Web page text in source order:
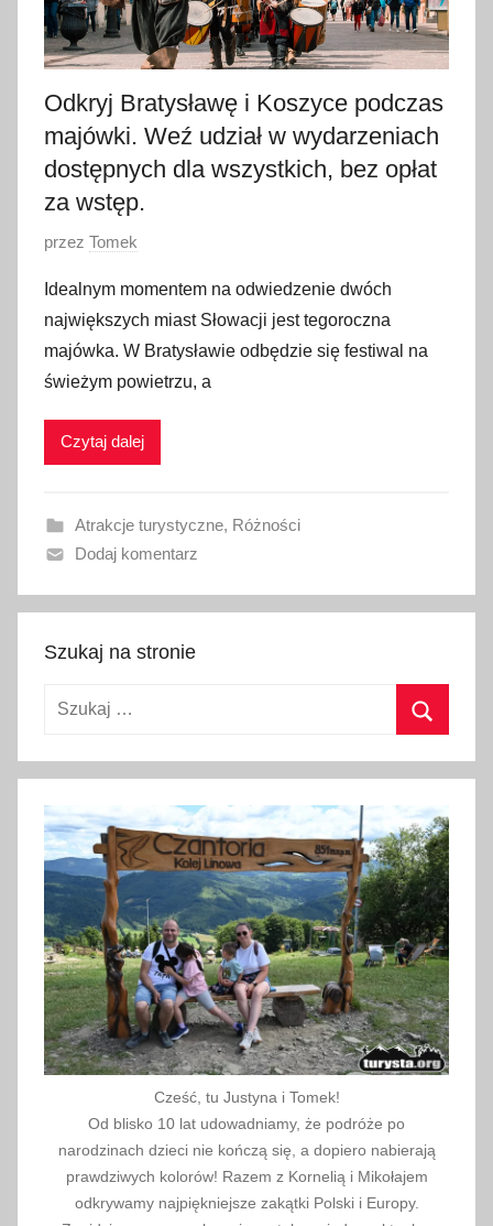
Odkryj Bratysławę i Koszyce podczas
majówki. Weź udział w wydarzeniach
dostępnych dla wszystkich, bez opłat
za wstęp.
O
u
b
l
i
w
n
o
4
k
t
i
a
2
2
4
przez Tomek
Idealnym momentem na odwiedzenie dwóch
największych miast Słowacji jest tegoroczna
majówka. W Bratysławie odbędzie się festiwal na
świeżym powietrzu, a
Czytaj dalej
Atrakcje turystyczne, Różności
Dodaj komentarz
Szukaj na stronie
Szukaj:
Cześć, tu Justyna i Tomek!
Od blisko 10 lat udowadniamy, że podróże po
narodzinach dzieci nie kończą się, a dopiero nabierają
prawdziwych kolorów! Razem z Kornelią i Mikołajem
odkrywamy najpiękniejsze zakątki Polski i Europy.